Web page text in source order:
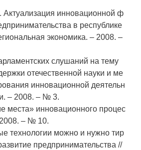
инновационной ф
в республике
экономика. – 2008. –
слушаний на тему
отечественной науки и ме
инновационной деятельн
– 2008. – № 3.
места» инновационного процес
– № 10.
технологии можно и нужно тир
предпринимательства //